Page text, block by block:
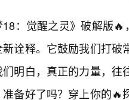
18：觉醒之灵》破解版
诠释。它鼓励我们打
明白，真正的力量，
备好了吗？穿上你的